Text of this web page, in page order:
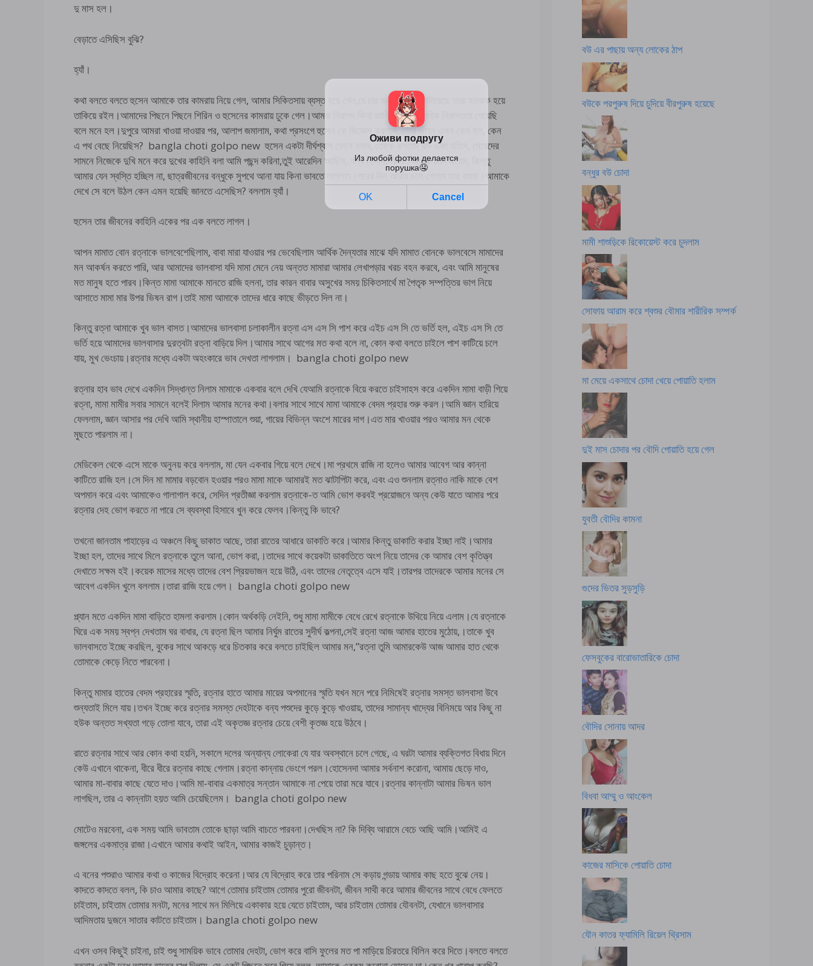
দু মাস হল।
বেড়াতে এসিছিস বুঝি?
হ্যাঁ।
কথা বলতে বলতে হুসেন আমাকে তার কামরায় নিয়ে গেল, আমার সিকিতসায় ব্যস্ত হয়ে গেল,যে চার জন আমাকে পেটায়েছে তারা হতবাক হয়ে
তাকিয়ে রইল।আমাদের পিছনে পিছনে শিরিন ও হুসেনের কামরায় ঢুকে গেল।আমরা নিরাপদ কিনা জানিনা, তবে সাময়িক নিরাপত্তা পেয়েছি
বলে মনে হল।দুপুরে আমরা খাওয়া দাওয়ার পর, আলাপ জমালাম, কথা প্রসংগে হুসেন কে জিজ্ঞেস করলাম, তোর জীবন এমন কেন হল, কেন
এ পথ বেছে নিয়েছিস? bangla choti golpo new হুসেন একটা দীর্ঘশ্বাস ফেলে বলল, তোকে বলতাম যদি একা হতিস, মেয়েদের
সামনে নিজেকে দুখি মনে করে দুখের কাহিনি বলা আমি পছন্দ করিনা,তুই আরেদিন আছিস, বল্ব।সেদিনের মত আমরা চলে এলাম, কিন্তু
আমার যেন স্বস্তি হচ্ছিল না, ছাত্রজীবনের বন্ধুকে সুপথে আনা যায় কিনা ভাবতে লাগলাম।পরের দিন আবার চলে গেলাম তার কাছে।আমাকে
দেখে সে বলে উঠল কেন এমন হয়েছি জানতে এসেছিস? বললাম হ্যাঁ।
হুসেন তার জীবনের কাহিনি একের পর এক বলতে লাগল।
আপন মামাত বোন রত্নাকে ভালবেশেছিলাম, বাবা মারা যাওয়ার পর ভেবেছিলাম আর্থিক দৈন্যতার মাঝে যদি মামাত বোনকে ভালবেসে মামাদের
মন আকর্ষন করতে পারি, আর আমাদের ভালবাসা যদি মামা মেনে নেয় অন্তত মামারা আমার লেখাপড়ার খরচ বহন করবে, এবং আমি মানুষের
মত মানুষ হতে পারব।কিন্ত মামা আমাকে মানতে রাজি হলনা, তার কারন বাবার অসুখের সময় চিকিতসার্থে মা পৈতৃক সম্পত্তির ভাগ নিয়ে
আসাতে মামা মার উপর ভিষন রাগ।তাই মামা আমাকে তাদের ধারে কাছে ভীড়তে দিল না।
কিন্তু রত্না আমাকে খুব ভাল বাসত।আমাদের ভালবাসা চলাকালীন রত্না এস এস সি পাশ করে এইচ এস সি তে ভর্তি হল, এইচ এস সি তে
ভর্তি হয়ে আমাদের ভালবাসার দুরত্বটা রত্না বাড়িয়ে দিল।আমার সাথে আগের মত কথা বলে না, কোন কথা বলতে চাইলে পাশ কাটিয়ে চলে
যায়, মুখ ভেংচায়।রত্নার মধ্যে একটা অহংকারে ভাব দেখতা লাগলাম। bangla choti golpo new
রত্নার হাব ভাব দেখে একদিন সিদ্ধান্ত নিলাম মামাকে একবার বলে দেখি যেআমি রত্নাকে বিয়ে করতে চাইসাহস করে একদিন মামা বাড়ী গিয়ে
রত্না, মামা মামীর সবার সামনে বলেই দিলাম আমার মনের কথা।বলার সাথে সাথে মামা আমাকে বেদম প্রহার শুরু করল।আমি জ্ঞান হারিয়ে
ফেললাম, জ্ঞান আসার পর দেখি আমি স্থানীয় হাস্পাতালে শুয়া, গায়ের বিভিন্ন অংশে মারের দাগ।এত মার খাওয়ার পরও আমার মন থেকে
মুছতে পারলাম না।
মেডিকেল থেকে এসে মাকে অনুনয় করে বললাম, মা যেন একবার গিয়ে বলে দেখে।মা প্রথমে রাজি না হলেও আমার আবেগ আর কান্না
কাটিতে রাজি হল।সে দিন মা মামার বড়বোন হওয়ার পরও মামা মাকে আমারই মত ঝাটাপিটা করে, এবং এও শুনলাম রত্নাও নাকি মাকে বেশ
অপমান করে এবং আমাকেও গালাগাল করে, সেদিন প্রতীজ্ঞা করলাম রত্নাকে-ত আমি ভোগ করবই প্রয়োজনে অন্য কেউ যাতে আমার পরে
রত্নার দেহ ভোগ করতে না পারে সে ব্যবস্থা হিসাবে খুন করে ফেলব।কিন্তু কি ভাবে?
তখনো জানতাম পাহাড়ের এ অঞ্চলে কিছু ডাকাত আছে, তারা রাতের আধারে ডাকাতি করে।আমার কিন্তু ডাকাতি করার ইচ্ছা নাই।আমার
ইচ্ছা হল, তাদের সাথে মিলে রত্নাকে তুলে আনা, ভোগ করা,।তাদের সাথে কয়েকটা ডাকাতিতে অংশ নিয়ে তাদের কে আমার বেশ কৃতিত্ত্ব
দেখাতে সক্ষম হই।কয়েক মাসের মধ্যে তাদের বেশ প্রিয়ভাজন হয়ে উঠি, এবং তাদের নেতৃত্বে এসে যাই।তারপর তাদেরকে আমার মনের সে
আবেগ একদিন খুলে বললাম।তারা রাজি হয়ে গেল। bangla choti golpo new
প্ল্যান মতে একদিন মামা বাড়িতে হামলা করলাম।কোন অর্থকড়ি নেইনি, শুধু মামা মামীকে বেধে রেখে রত্নাকে উথিয়ে নিয়ে এলাম।যে রত্নাকে
ঘিরে এক সময় স্বপ্ন দেখতাম ঘর বাধার, যে রত্না ছিল আমার নির্ঘুম রাতের সুদীর্ঘ কল্পনা,সেই রত্না আজ আমার হাতের মুঠোয়,।তাকে খুব
ভালবাসতে ইচ্ছে করছিল, বুকের সাথে আকড়ে ধরে চিতকার করে বলতে চাইছিল আমার মন,”রত্না তুমি আমারকেউ আজ আমার হাত থেকে
তোমাকে কেড়ে নিতে পারবেনা।
কিন্তু মামার হাতের বেদম প্রহারের স্মৃতি, রত্নার হাতে আমার মায়ের অপমানের স্মৃতি যখন মনে পরে নিমিষেই রত্নার সমস্ত ভালবাসা উবে
শুন্যতাই মিলে যায়।তখন ইচ্ছে করে রত্নার সমস্ত দেহটাকে বন্য পশুদের কুড়ে কুড়ে খাওয়ায়, তাদের সামান্য খাদ্যের বিনিময়ে আর কিছু না
হউক অন্তত সখ্যতা গড়ে তোলা যাবে, তারা এই অকৃতজ্ঞ রত্নার চেয়ে বেশী কৃতজ্ঞ হয়ে উঠবে।
রাতে রত্নার সাথে আর কোন কথা হয়নি, সকালে দলের অন্যান্য লোকেরা যে যার অবস্থানে চলে গেছে, এ ঘরটা আমার ব্যক্তিগত বিধায় দিনে
কেউ এখানে থাকেনা, ধীরে ধীরে রত্নার কাছে গেলাম।রত্না কান্নায় ভেংগে পরল।হোসেনদা আমার সর্বনাশ করোনা, আমায় ছেড়ে দাও,
আমার মা-বাবার কাছে যেতে দাও।আমি মা-বাবার একমাত্র সন্তান আমাকে না পেয়ে তারা মরে যাবে।রত্নার কান্নাটা আমার ভিষন ভাল
লাগছিল, তার এ কান্নাটা হয়ত আমি চেয়েছিলেম। bangla choti golpo new
মোটেও মরবেনা, এক সময় আমি ভাবতাম তোকে ছাড়া আমি বাচতে পারবনা।দেখছিস না? কি দিব্যি আরামে বেচে আছি আমি।আমিই এ
জঙ্গলের একমাত্র রাজা।এখানে আমার কথাই আইন, আমার কাজই চুড়ান্ত।
এ বনের পশুরাও আমার কথা ও কাজের বিদ্রোহ করেনা।আর যে বিদ্রোহ করে তার পরিনাম সে কড়ায় গন্ডায় আমার কাছ হতে বুঝে নেয়।
কাদতে কাদতে বলল, কি চাও আমার কাছে? আগে তোমার চাইতাম তোমার পুরো জীবনটা, জীবন সাথী করে আমার জীবনের সাথে বেধে ফেলতে
চাইতাম, চাইতাম তোমার মনটা, মনের সাথে মন মিলিয়ে একাকার হয়ে যেতে চাইতাম, আর চাইতাম তোমার যৌবনটা, যেখানে ভালবাসার
আদিমতায় দুজনে সাতার কাটতে চাইতাম। bangla choti golpo new
এখন ওসব কিছুই চাইনা, চাই শুধু সাময়িক ভাবে তোমার দেহটা, ভোগ করে বাসি ফুলের মত পা মাড়িয়ে চিরতরে বিলিন করে দিতে।বলতে বলতে
বউ এর পাছায় অন্য লোকের ঠাপ
বউকে পরপুরুষ দিয়ে চুদিয়ে বীরপুরুষ হয়েছে
বন্ধুর বউ চোদা
মামী শাশুড়িকে রিকোয়েস্ট করে চুদলাম
সোফায় আরাম করে শ্বশুর বৌমার শারীরিক সম্পর্ক
মা মেয়ে একসাথে চোদা খেয়ে পোয়াতি হলাম
দুই মাস চোদার পর বৌদি পোয়াতি হয়ে গেল
যুবতী বৌদির কামনা
গুদের ভিতর সুড়সুড়ি
ফেসবুকের বারোভাতারিকে চোদা
বৌদির সোনায় আদর
বিধবা আম্মু ও আংকেল
কাজের মাসিকে পোয়াতি চোদা
যৌন কাতর ফ্যামিলি রিয়েল থ্রিসাম